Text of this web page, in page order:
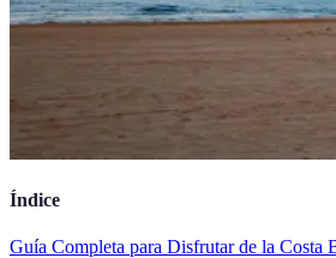
Índice
Guía Completa para Disfrutar de la Costa